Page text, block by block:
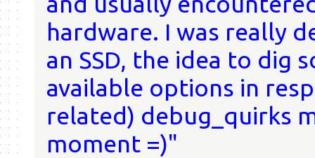
hardware. I was really
an SSD, the idea to dig
available options in
related) debug_quirks
moment =)"